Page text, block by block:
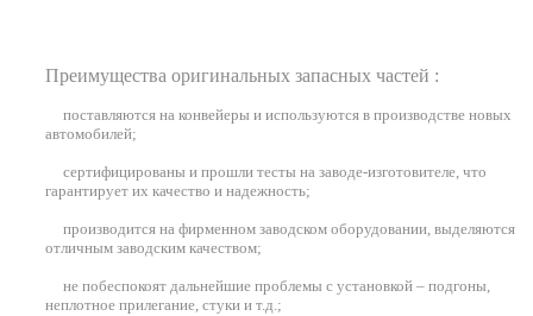
Преимущества оригинальных запасных частей :
поставляются на конвейеры и используются в производстве новых
автомобилей;
сертифицированы и прошли тесты на заводе-изготовителе, что
гарантирует их качество и надежность;
производится на фирменном заводском оборудовании, выделяются
отличным заводским качеством;
не побеспокоят дальнейшие проблемы с установкой – подгоны,
неплотное прилегание, стуки и т.д.;